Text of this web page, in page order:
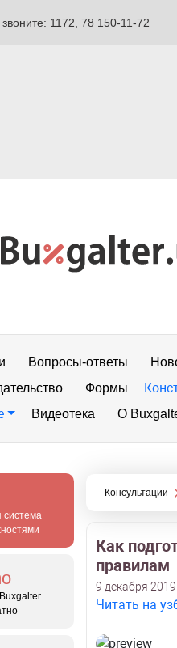
1172, 78 150-11-72
Вопросы-ответы
Формы
Видеотека О
система
Консультации
Как
правилам
9 декабря 2019
Читать на